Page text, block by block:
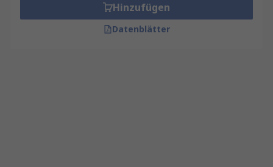
Hinzufügen
Datenblätter